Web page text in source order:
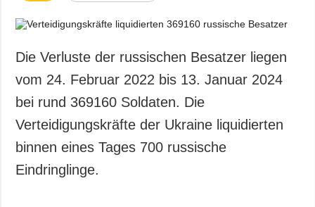
Politik
Wirtschaft
Militär
Gesellschaft und
Sport
Notstand und
Politik zur
und zum Schutz
personenbezogener
Daten
Die Verluste der russischen Besatzer liegen
vom 24. Februar 2022 bis 13. Januar 2024
bei rund 369160 Soldaten. Die
Verteidigungskräfte der Ukraine liquidierten
binnen eines Tages 700 russische
Eindringlinge.